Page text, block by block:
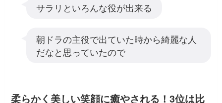
サラリといろんな役が出来る
朝ドラの主役で出ていた時から綺麗な人
だなと思っていたので
柔らかく美しい笑顔に癒やされる！3位は比